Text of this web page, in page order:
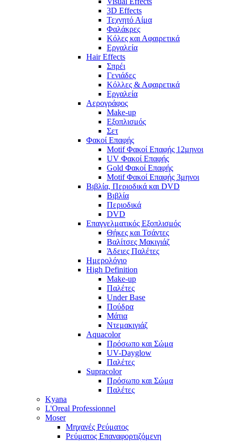
3D Effects
Τεχνητό Αίμα
Φαλάκρες
Κόλες και Αφαιρετικά
Εργαλεία
Hair Effects
Σπρέι
Γενιάδες
Κόλλες & Αφαιρετικά
Εργαλεία
Αερογράφος
Make-up
Εξοπλισμός
Σετ
Φακοί Επαφής
Motif Φακοί Επαφής 12μηνοι
UV Φακοί Επαφής
Gold Φακοί Επαφής
Motif Φακοί Επαφής 3μηνοι
Βιβλία, Περιοδικά και DVD
Βιβλία
Περιοδικά
DVD
Επαγγελματικός Εξοπλισμός
Θήκες και Τσάντες
Βαλίτσες Μακιγιάζ
Άδειες Παλέτες
Ημερολόγιο
High Definition
Make-up
Παλέτες
Under Base
Πούδρα
Μάτια
Ντεμακιγιάζ
Aquacolor
Πρόσωπο και Σώμα
UV-Dayglow
Παλέτες
Supracolor
Πρόσωπο και Σώμα
Παλέτες
Kyana
L'Oreal Professionnel
Moser
Μηχανές Ρεύματος
Ρεύματος Επαναφορτιζόμενη